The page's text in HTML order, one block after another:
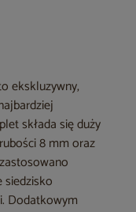
ekskluzywny,
składa się duży
8 mm oraz
siedzisko
Dodatkowym